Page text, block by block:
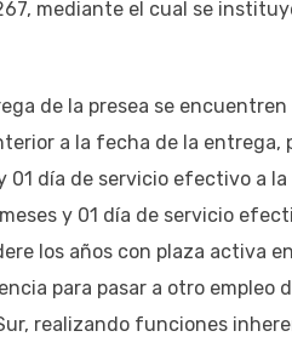
mediante el cual se
de la presea se encuentren
a la fecha de la entrega,
01 día de servicio efectivo a
y 01 día de servicio
los años con plaza activa
para pasar a otro empleo
realizando funciones